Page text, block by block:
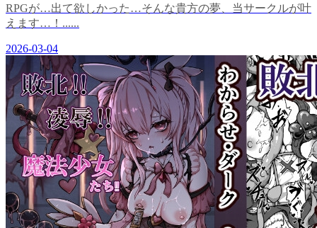
RPGが…出て欲しかった…そんな貴方の夢、当サークルが叶
えます…！......
2026-03-04